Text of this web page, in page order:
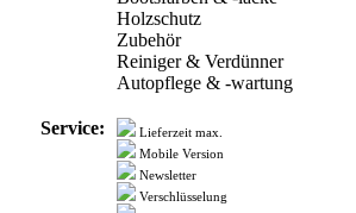
Lieferzeit max.
Mobile Version
Newsletter
PayPal
Rechnung